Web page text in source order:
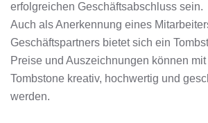
erfolgreichen Geschäftsabschluss sein.
Auch als Anerkennung eines
Geschäftspartners bietet sich ein
Preise und Auszeichnungen können mit
Tombstone kreativ, hochwertig und
werden.